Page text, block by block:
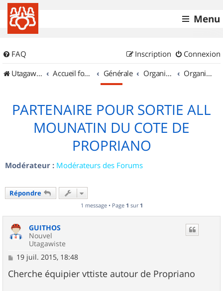
Menu
FAQ Connexion
Inscription
UtagawaVTT (Randos VTT et VTTAE avec traces GPS)
Accueil forum Générale Organisation de sorties & Recherche de partenaires Organisation de sorties en région Corse
PARTENAIRE POUR SORTIE ALL
MOUNATIN DU COTE DE
PROPRIANO
Modérateur : Modérateurs des Forums
Répondre
1 message • Page 1 sur 1
GUITHOS
Nouvel
Utagawiste
M
s
s
19 juil. 2015, 18:48
Cherche équipier vttiste autour de Propriano